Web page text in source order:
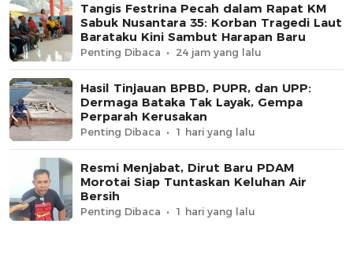
Tangis Festrina Pecah dalam Rapat KM
Sabuk Nusantara 35: Korban Tragedi Laut
Barataku Kini Sambut Harapan Baru
Penting Dibaca 24 jam yang lalu
Hasil Tinjauan BPBD, PUPR, dan UPP:
Dermaga Bataka Tak Layak, Gempa
Perparah Kerusakan
Penting Dibaca 1 hari yang lalu
Resmi Menjabat, Dirut Baru PDAM
Morotai Siap Tuntaskan Keluhan Air
Bersih
Penting Dibaca 1 hari yang lalu